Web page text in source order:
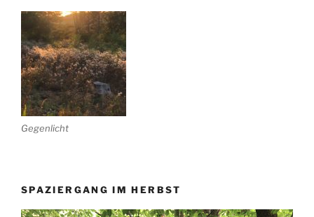
Gegenlicht
SPAZIERGANG IM HERBST